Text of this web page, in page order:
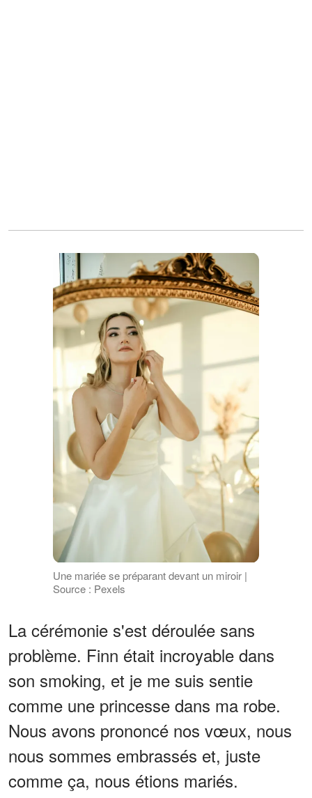
Une mariée se préparant devant un miroir |
Source : Pexels
La cérémonie s'est déroulée sans
problème. Finn était incroyable dans
son smoking, et je me suis sentie
comme une princesse dans ma robe.
Nous avons prononcé nos vœux, nous
nous sommes embrassés et, juste
comme ça, nous étions mariés.